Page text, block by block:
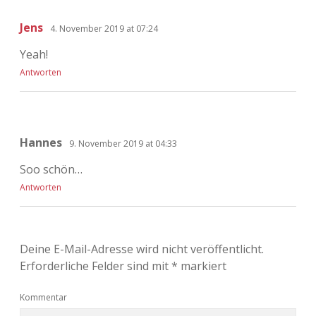
Jens 4. November 2019 at 07:24
Yeah!
Antworten
Hannes 9. November 2019 at 04:33
Soo schön…
Antworten
Deine E-Mail-Adresse wird nicht veröffentlicht.
Erforderliche Felder sind mit* markiert
Kommentar